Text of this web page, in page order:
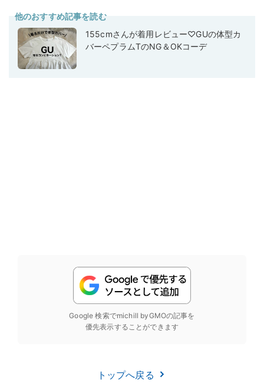
他のおすすめ記事を読む
155cmさんが着用レビュー♡GUの体型カ
バーペプラムTのNG＆OKコーデ
Google 検索でmichill byGMOの記事を
優先表示することができます
トップへ戻る